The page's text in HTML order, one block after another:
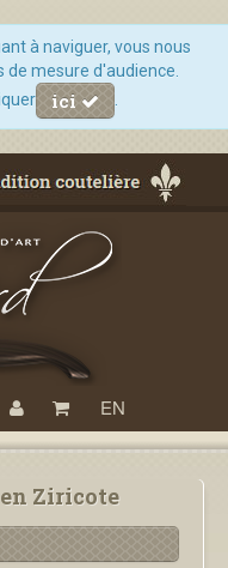
à naviguer, vous nous
mesure d'audience.
ici
EN
Ziricote